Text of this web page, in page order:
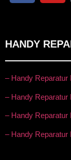
HANDY
– Handy Reparatur
– Handy Reparatur
– Handy Reparatur
– Handy Reparatur